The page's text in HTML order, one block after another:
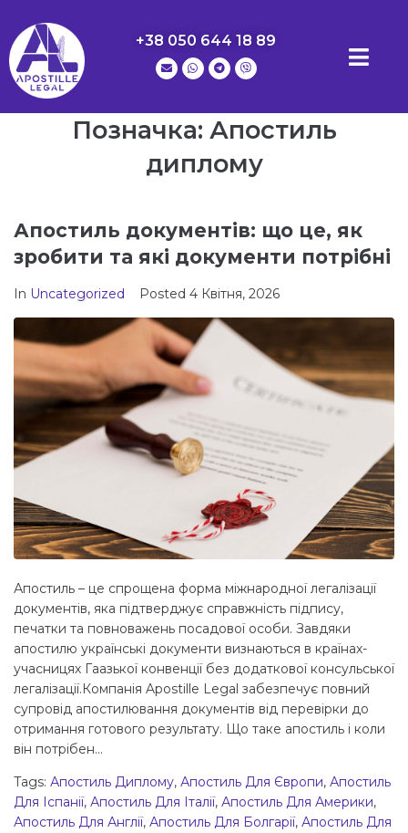
+38 050 644 18 89
Позначка: Апостиль
диплому
Апостиль документів: що це, як
зробити та які документи потрібні
In Uncategorized Posted 4 Квітня, 2026
Апостиль – це спрощена форма міжнародної легалізації
документів, яка підтверджує справжність підпису,
печатки та повноважень посадової особи. Завдяки
апостилю українські документи визнаються в країнах-
учасницях Гаазької конвенції без додаткової консульської
легалізації.Компанія Apostille Legal забезпечує повний
супровід апостилювання документів від перевірки до
отримання готового результату. Що таке апостиль і коли
він потрібен...
Tags: Апостиль Диплому, Апостиль Для Європи, Апостиль
Для Іспанії, Апостиль Для Італії, Апостиль Для Америки,
Апостиль Для Англії, Апостиль Для Болгарії, Апостиль Для